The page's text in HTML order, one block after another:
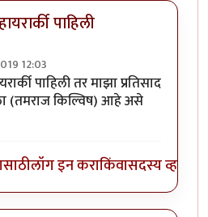
पाहिली
12:03
मला फार आवडायची. खूपby
पाहिली तर माझा प्रतिसाद
(तमराज किल्विष) आहे असे
लॉग इन कराकिंवासदस्य व्हा